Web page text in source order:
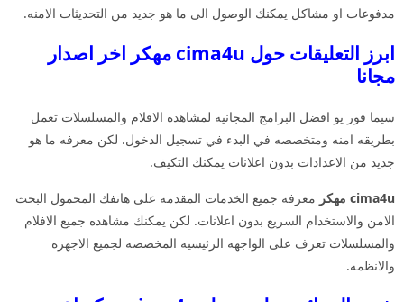
مدفوعات او مشاكل يمكنك الوصول الى ما هو جديد من التحديثات الامنه.
ابرز التعليقات حول cima4u مهكر اخر اصدار
مجانا
سيما فور يو افضل البرامج المجانيه لمشاهده الافلام والمسلسلات تعمل
بطريقه امنه ومتخصصه في البدء في تسجيل الدخول. لكن معرفه ما هو
جديد من الاعدادات بدون اعلانات يمكنك التكيف.
cima4u مهكر
معرفه جميع الخدمات المقدمه على هاتفك المحمول البحث
الامن والاستخدام السريع بدون اعلانات. لكن يمكنك مشاهده جميع الافلام
والمسلسلات تعرف على الواجهه الرئيسيه المخصصه لجميع الاجهزه
والانظمه.